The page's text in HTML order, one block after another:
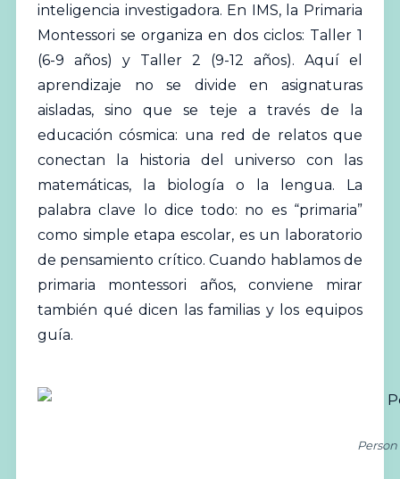
inteligencia investigadora. En IMS, la Primaria
Montessori se organiza en dos ciclos: Taller 1
(6-9 años) y Taller 2 (9-12 años). Aquí el
aprendizaje no se divide en asignaturas
aisladas, sino que se teje a través de la
educación cósmica: una red de relatos que
conectan la historia del universo con las
matemáticas, la biología o la lengua. La
palabra clave lo dice todo: no es “primaria”
como simple etapa escolar, es un laboratorio
de pensamiento crítico. Cuando hablamos de
primaria montessori años, conviene mirar
también qué dicen las familias y los equipos
guía.